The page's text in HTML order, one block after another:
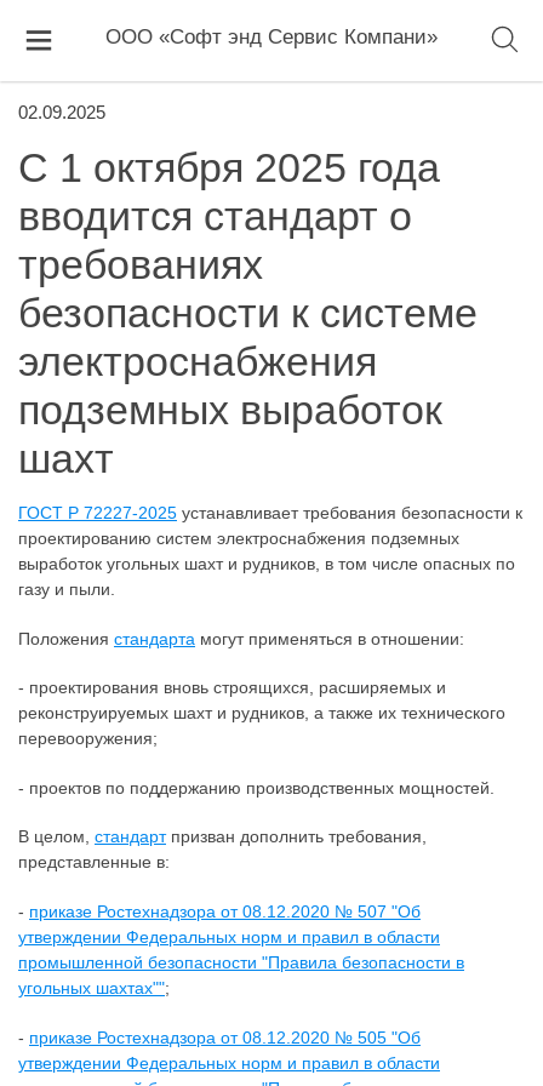
ООО «Софт энд Сервис Компани»
02.09.2025
С 1 октября 2025 года
вводится стандарт о
требованиях
безопасности к системе
электроснабжения
подземных выработок
шахт
ГОСТ Р 72227-2025 устанавливает требования безопасности к
проектированию систем электроснабжения подземных
выработок угольных шахт и рудников, в том числе опасных по
газу и пыли.
Положения стандарта могут применяться в отношении:
- проектирования вновь строящихся, расширяемых и
реконструируемых шахт и рудников, а также их технического
перевооружения;
- проектов по поддержанию производственных мощностей.
В целом, стандартпризван дополнить требования,
представленные в:
- приказе Ростехнадзора от 08.12.2020 № 507 "Об
утверждении Федеральных норм и правил в области
промышленной безопасности "Правила безопасности в
угольных шахтах"";
- приказе Ростехнадзора от 08.12.2020 № 505 "Об
утверждении Федеральных норм и правил в области